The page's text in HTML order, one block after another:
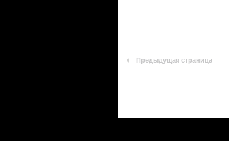
Предыдущая страница